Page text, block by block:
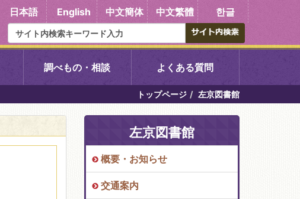
日本語 English 中文簡体 中文繁體 한글
央図書館 醍醐中央図書館
書館 東山図書館
吉祥院図書館
調べもの・相談 よくある質問
トップページ 左京図書館
左京図書館
概要・お知らせ
交通案内